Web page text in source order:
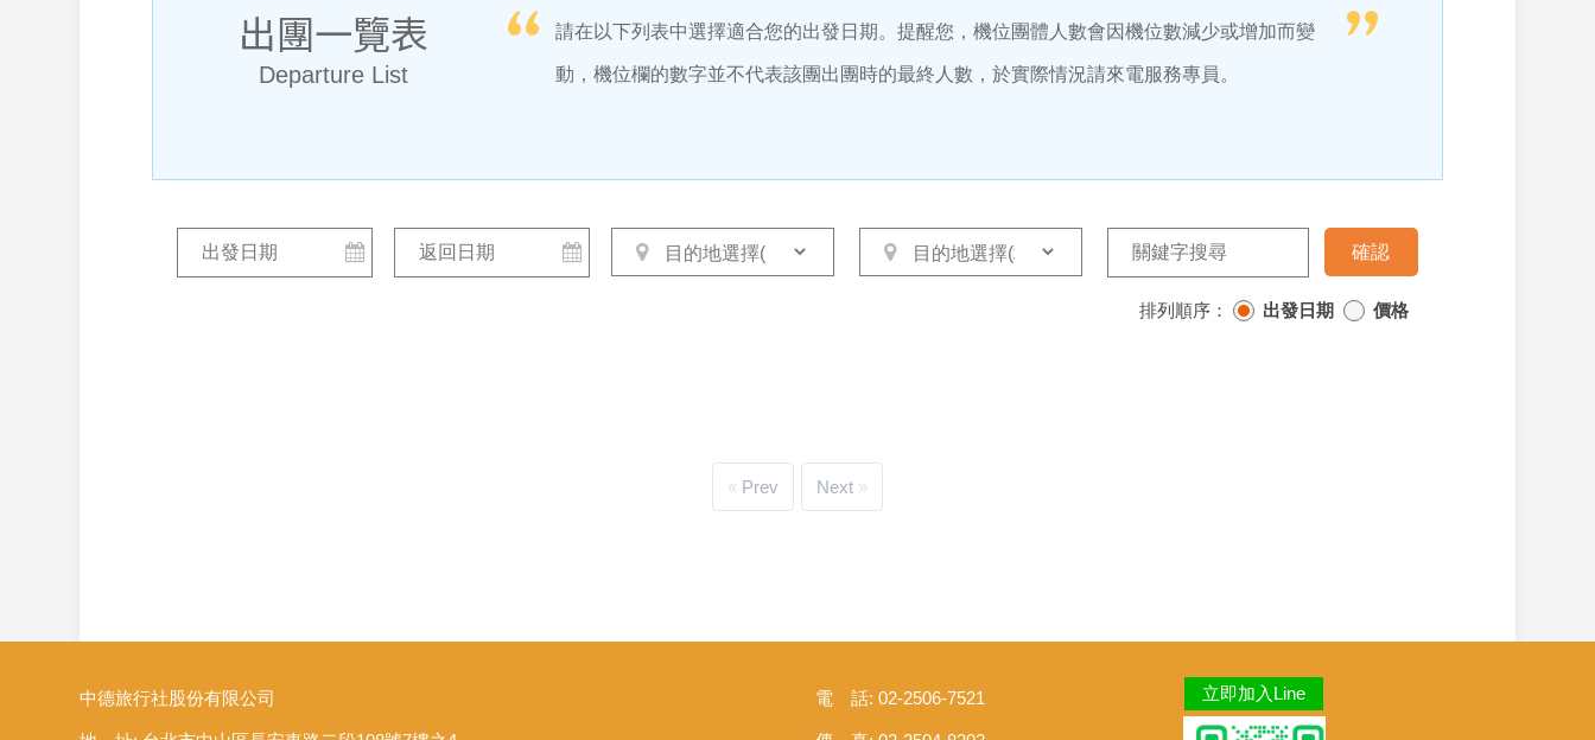
出團一覽表
Departure List
請在以下列表中選擇適合您的出發日期。提醒您，機位團體人數會因機位數減少或增加而變
動，機位欄的數字並不代表該團出團時的最終人數，於實際情況請來電服務專員。
排列順序： 出發日期 價格
Prev Next
中德旅行社股份有限公司 電 話: 02-2506-7521 立即加入Line